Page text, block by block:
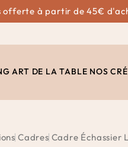
offerte à partir de 45€
ART DE LA TABLE NOS
Cadres Cadre Échassier